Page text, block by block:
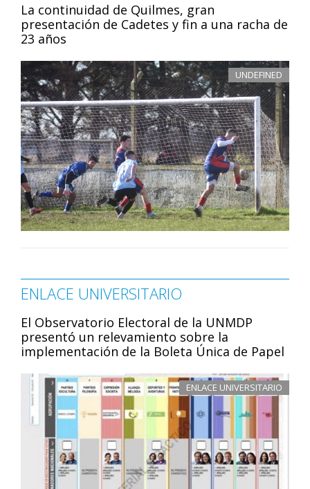
La continuidad de Quilmes, gran
presentación de Cadetes y fin a una racha de
23 años
UNDEFINED
ENLACE UNIVERSITARIO
El Observatorio Electoral de la UNMDP
presentó un relevamiento sobre la
implementación de la Boleta Única de Papel
ENLACE UNIVERSITARIO